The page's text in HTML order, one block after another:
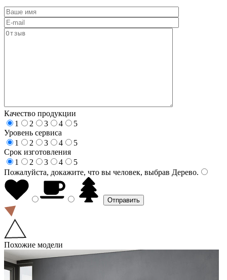
Качество продукции
1
2 3 4
5
Уровень сервиса
1
2 3 4
5
Срок изготовления
1
2 3 4
5
Пожалуйста, докажите, что вы человек, выбрав Дерево.
Похожие модели